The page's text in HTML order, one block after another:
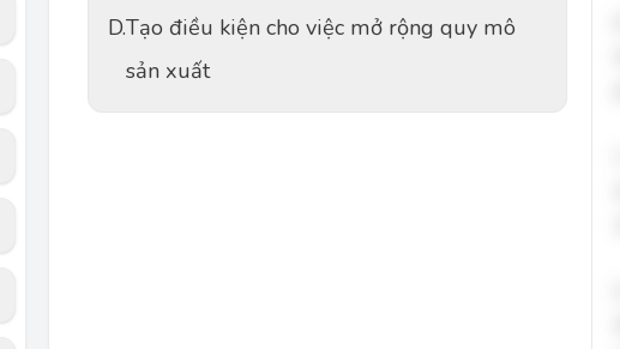
D.Tạo điều kiện cho việc mở rộng quy mô
sản xuất